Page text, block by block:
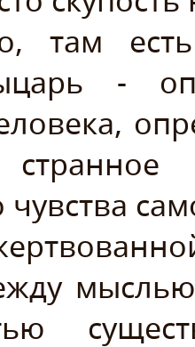
там
-
чувства